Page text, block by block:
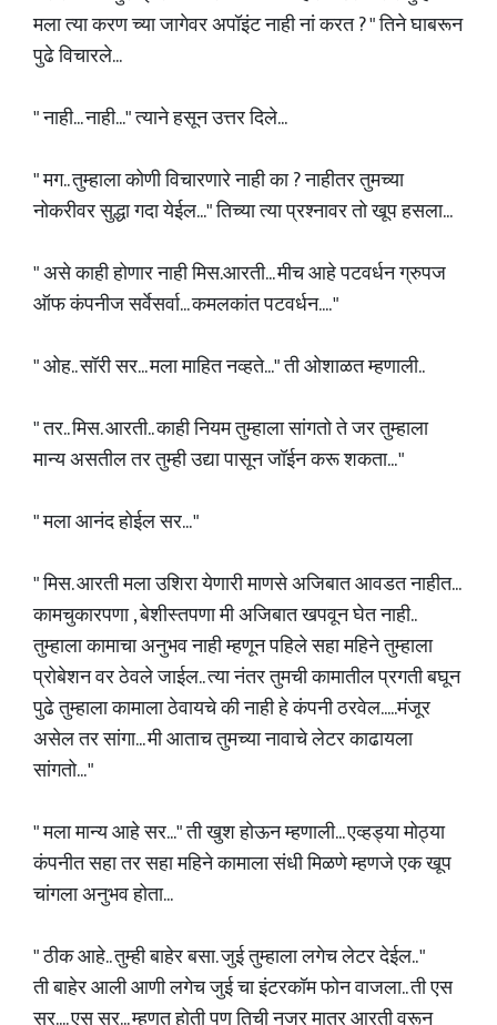
मला त्या करण च्या जागेवर अपॉइंट नाही नां करत ? " तिने घाबरून
पुढे विचारले...
" नाही... नाही..." त्याने हसून उत्तर दिले...
" मग.. तुम्हाला कोणी विचारणारे नाही का ? नाहीतर तुमच्या
नोकरीवर सुद्धा गदा येईल..." तिच्या त्या प्रश्नावर तो खूप हसला...
" असे काही होणार नाही मिस.आरती... मीच आहे पटवर्धन ग्रुपज
ऑफ कंपनीज सर्वेसर्वा... कमलकांत पटवर्धन.... "
" ओह.. सॉरी सर... मला माहित नव्हते..." ती ओशाळत म्हणाली..
" तर.. मिस. आरती.. काही नियम तुम्हाला सांगतो ते जर तुम्हाला
मान्य असतील तर तुम्ही उद्या पासून जॉईन करू शकता... "
" मला आनंद होईल सर... "
" मिस. आरती मला उशिरा येणारी माणसे अजिबात आवडत नाहीत...
कामचुकारपणा , बेशीस्तपणा मी अजिबात खपवून घेत नाही..
तुम्हाला कामाचा अनुभव नाही म्हणून पहिले सहा महिने तुम्हाला
प्रोबेशन वर ठेवले जाईल.. त्या नंतर तुमची कामातील प्रगती बघून
पुढे तुम्हाला कामाला ठेवायचे की नाही हे कंपनी ठरवेल.....मंजूर
असेल तर सांगा... मी आताच तुमच्या नावाचे लेटर काढायला
सांगतो... "
" मला मान्य आहे सर..." ती खुश होऊन म्हणाली... एव्हड्या मोठ्या
कंपनीत सहा तर सहा महिने कामाला संधी मिळणे म्हणजे एक खूप
चांगला अनुभव होता...
" ठीक आहे.. तुम्ही बाहेर बसा. जुई तुम्हाला लगेच लेटर देईल.. "
ती बाहेर आली आणी लगेच जुई चा इंटरकॉम फोन वाजला.. ती एस